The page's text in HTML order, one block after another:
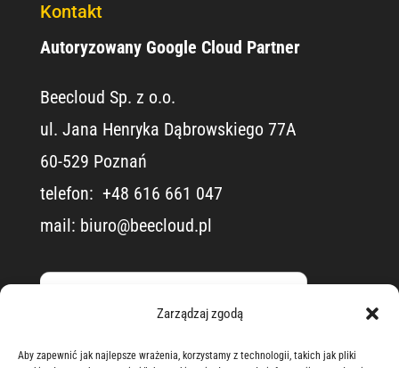
Zarządzaj zgodą
Aby zapewnić jak najlepsze wrażenia, korzystamy z technologii, takich jak pliki
Kontakt
Autoryzowany Google Cloud Partner
Beecloud Sp. z o.o.
ul. Jana Henryka Dąbrowskiego 77A
60-529 Poznań
telefon: ​ +48 616 661 047
mail: biuro@beecloud.pl